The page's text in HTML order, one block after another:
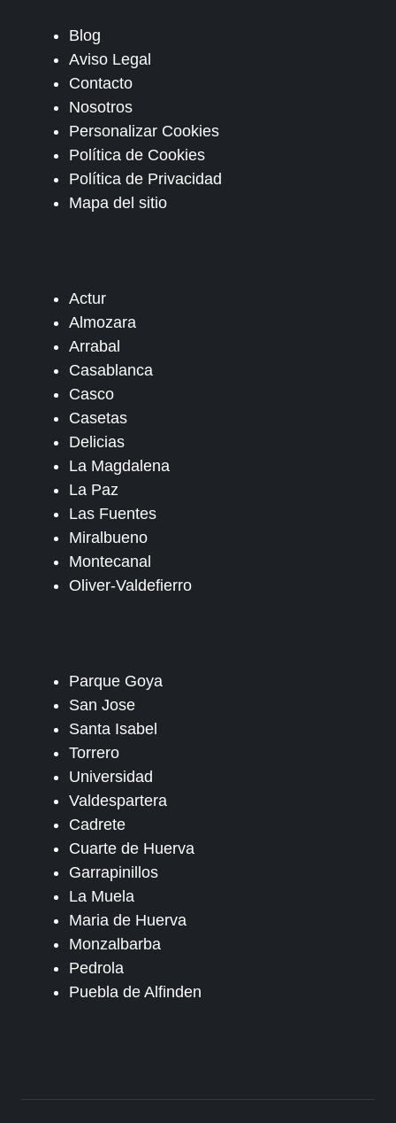
Blog
Aviso Legal
Contacto
Nosotros
Personalizar Cookies
Política de Cookies
Política de Privacidad
Mapa del sitio
Actur
Almozara
Arrabal
Casablanca
Casco
Casetas
Delicias
La Magdalena
La Paz
Las Fuentes
Miralbueno
Montecanal
Oliver-Valdefierro
Parque Goya
San Jose
Santa Isabel
Torrero
Universidad
Valdespartera
Cadrete
Cuarte de Huerva
Garrapinillos
La Muela
Maria de Huerva
Monzalbarba
Pedrola
Puebla de Alfinden